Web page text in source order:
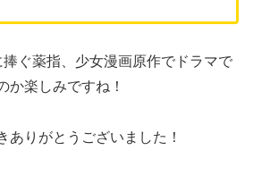
ぐ薬指、少女漫画原作でドラマで
か楽しみですね！
ありがとうございました！